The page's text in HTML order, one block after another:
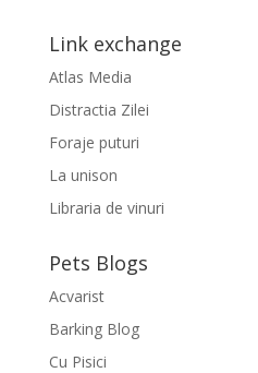
Link exchange
Atlas Media
Distractia Zilei
Foraje puturi
La unison
Libraria de vinuri
Pets Blogs
Acvarist
Barking Blog
Cu Pisici